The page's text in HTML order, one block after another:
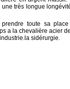
très longue
toute sa
a la chevalière acier
sidérurgie.